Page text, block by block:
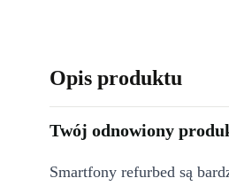
Opis produktu
Twój odnowiony
Smartfony refurbed są